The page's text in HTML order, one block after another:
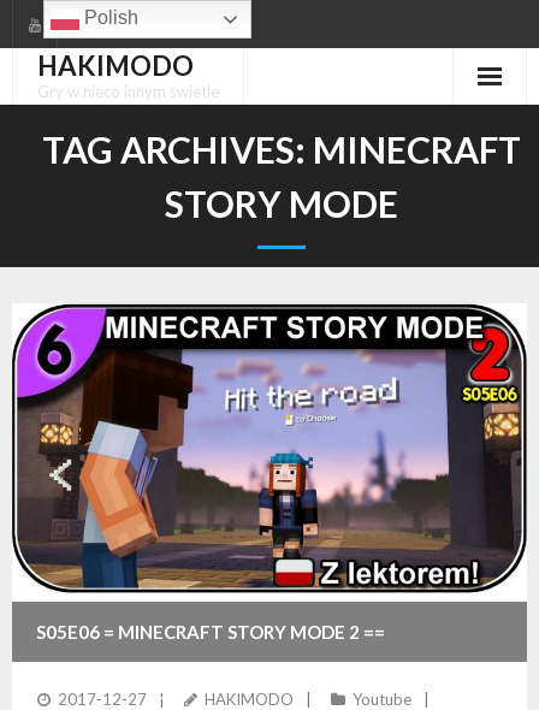
to
contentHAKIMODO
Gry w nieco innym świetle
TAG ARCHIVES: MINECRAFT
STORY MODE
S05E06 = MINECRAFT STORY MODE 2 ==
ZAKOŃCZENIE HISTORII
2017-12-27 HAKIMODO
Youtube
Polish